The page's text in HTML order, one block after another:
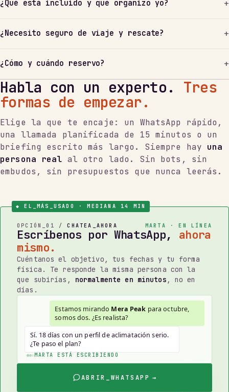
¿Qué está incluido y qué organizo yo?
¿Necesito seguro de viaje y rescate?
¿Cómo y cuándo reservo?
Habla con un experto. Tres
formas de empezar.
Elige la que te encaje: un WhatsApp rápido,
una llamada planificada de 15 minutos o un
briefing escrito más largo. Siempre hay una
persona real al otro lado. Sin bots, sin
embudos, sin presupuestos que nunca leerás.
◆ EL_MÁS_USADO · MEDIANA 14 MIN
OPCIÓN_01 /CHATEA_AHORA MARTA · EN LÍNEA
Escríbenos por WhatsApp, ahora
mismo.
Cuéntanos el objetivo, tus fechas y tu forma
física. Te responde la misma persona con la
que subirías, normalmente en minutos , no en
días.
Estamos mirando Mera Peak para octubre,
somos dos. ¿Es realista?
Sí. 18 días con un perfil de aclimatación serio.
¿Te paso el plan?
MARTA ESTÁ ESCRIBIENDO
ABRIR_WHATSAPP →